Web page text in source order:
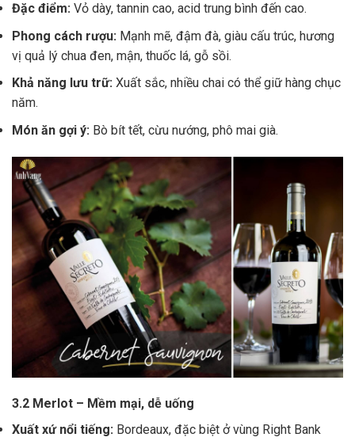
Đặc điểm: Vỏ dày, tannin cao, acid trung bình đến cao.
Phong cách rượu: Mạnh mẽ, đậm đà, giàu cấu trúc, hương
vị quả lý chua đen, mận, thuốc lá, gỗ sồi.
Khả năng lưu trữ: Xuất sắc, nhiều chai có thể giữ hàng chục
năm.
Món ăn gợi ý: Bò bít tết, cừu nướng, phô mai già.
3.2 Merlot – Mềm mại, dễ uống
Xuất xứ nổi tiếng: Bordeaux, đặc biệt ở vùng Right Bank